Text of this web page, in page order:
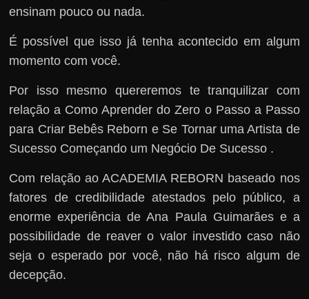
ensinam pouco ou nada.
É possível que isso já tenha acontecido em algum
momento com você.
Por isso mesmo quereremos te tranquilizar com
relação a Como Aprender do Zero o Passo a Passo
para Criar Bebês Reborn e Se Tornar uma Artista de
Sucesso Começando um Negócio De Sucesso .
Com relação ao ACADEMIA REBORN baseado nos
fatores de credibilidade atestados pelo público, a
enorme experiência de Ana Paula Guimarães e a
possibilidade de reaver o valor investido caso não
seja o esperado por você, não há risco algum de
decepção.